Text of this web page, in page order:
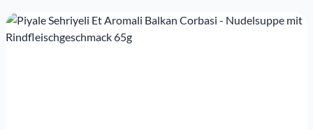
Bildergalerie überspringen